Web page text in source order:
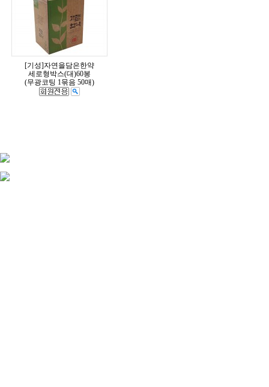
[기성]자연을담은한약
세로형박스(대)60봉
(무광코팅 1묶음 50매)